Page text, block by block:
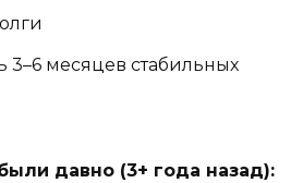
3–6 месяцев стабильных
давно (3+ года назад):